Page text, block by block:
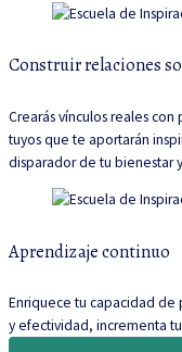
Construir relaciones
Crearás vínculos reales con
tuyos que te aportarán
disparador de tu bienestar
Aprendizaje continuo
Enriquece tu capacidad
y efectividad, incrementa